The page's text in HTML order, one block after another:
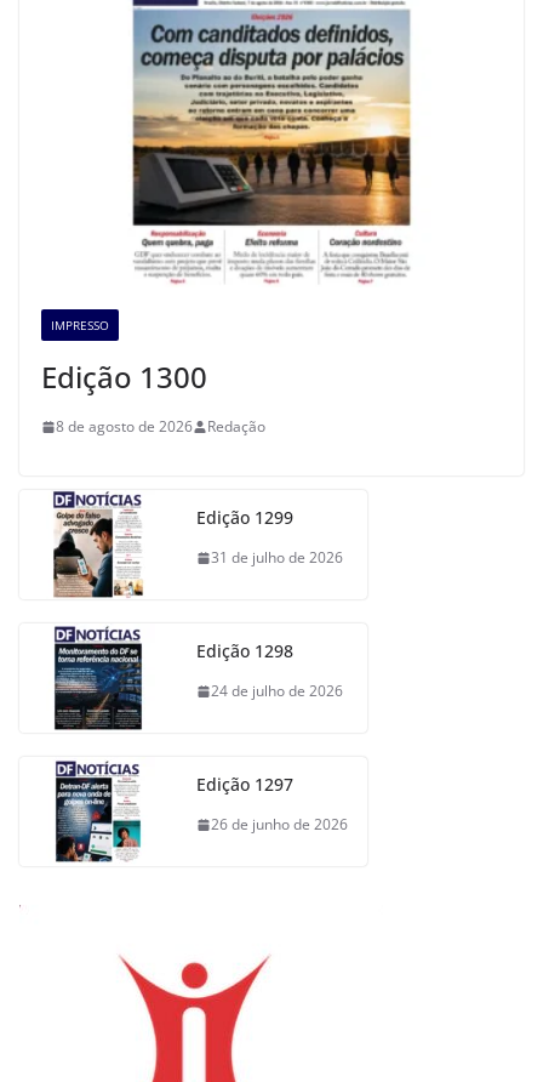
IMPRESSO
Edição 1300
8 de agosto de 2026 Redação
Edição 1299
31 de julho de 2026
Edição 1298
24 de julho de 2026
Edição 1297
26 de junho de 2026